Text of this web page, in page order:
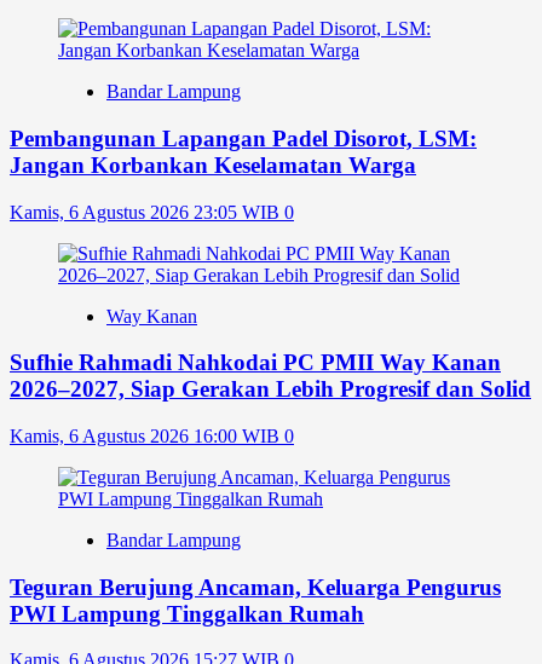
Bandar Lampung
Pembangunan Lapangan Padel Disorot, LSM:
Jangan Korbankan Keselamatan Warga
Kamis, 6 Agustus 2026 23:05 WIB 0
Way Kanan
Sufhie Rahmadi Nahkodai PC PMII Way Kanan
2026–2027, Siap Gerakan Lebih Progresif dan Solid
Kamis, 6 Agustus 2026 16:00 WIB 0
Bandar Lampung
Teguran Berujung Ancaman, Keluarga Pengurus
PWI Lampung Tinggalkan Rumah